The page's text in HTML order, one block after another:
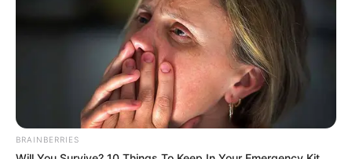
BRAINBERRIES